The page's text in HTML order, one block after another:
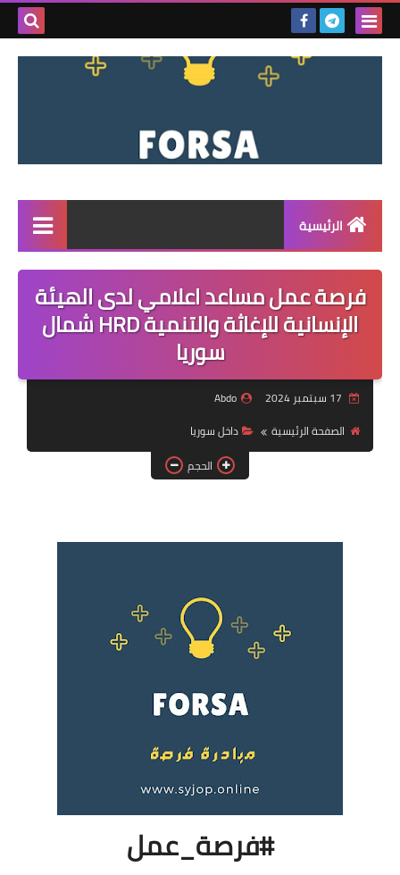
بحث
الرئيسية
القائمة
مناقصات
فرص عمل داخل سوريا
فرص عمل في تركيا
فرص عمل في اليمن
فرصة عمل مساعد اعلامي لدى الهيئة
الإنسانية للإغاثة والتنمية HRD شمال
سوريا
Abdo
الصفحة الرئيسية
داخل سوريا
الحجم
#فرصة_عمل